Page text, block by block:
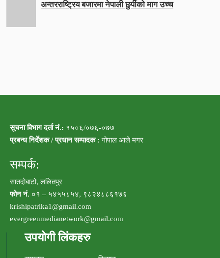
अन्तरराष्ट्रिय बजारमा नेपाली छुर्पीको माग उच्च
सूचना विभाग दर्ता नं.: १५०६/०७६-०७७
प्रबन्ध निर्देशक / प्रधान सम्पादक : गोपाल आले मगर
सम्पर्क:
सातदोबाटो, ललितपुर
फोन नं. ०१ – ५४५५८५४, ९८२४८८६१७६
krishipatrika1@gmail.com
evergreenmedianetwork@gmail.com
उपयोगी लिंकहरु